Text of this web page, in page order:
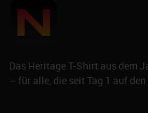
Das Heritage T-Shirt aus dem
– für alle, die seit Tag 1 auf